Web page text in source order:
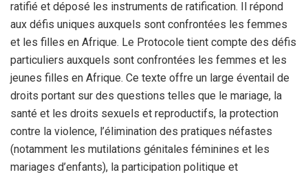
ratifié et déposé les instruments de ratification. Il répond
aux défis uniques auxquels sont confrontées les femmes
et les filles en Afrique. Le Protocole tient compte des défis
particuliers auxquels sont confrontées les femmes et les
jeunes filles en Afrique. Ce texte offre un large éventail de
droits portant sur des questions telles que le mariage, la
santé et les droits sexuels et reproductifs, la protection
contre la violence, l’élimination des pratiques néfastes
(notamment les mutilations génitales féminines et les
mariages d’enfants), la participation politique et